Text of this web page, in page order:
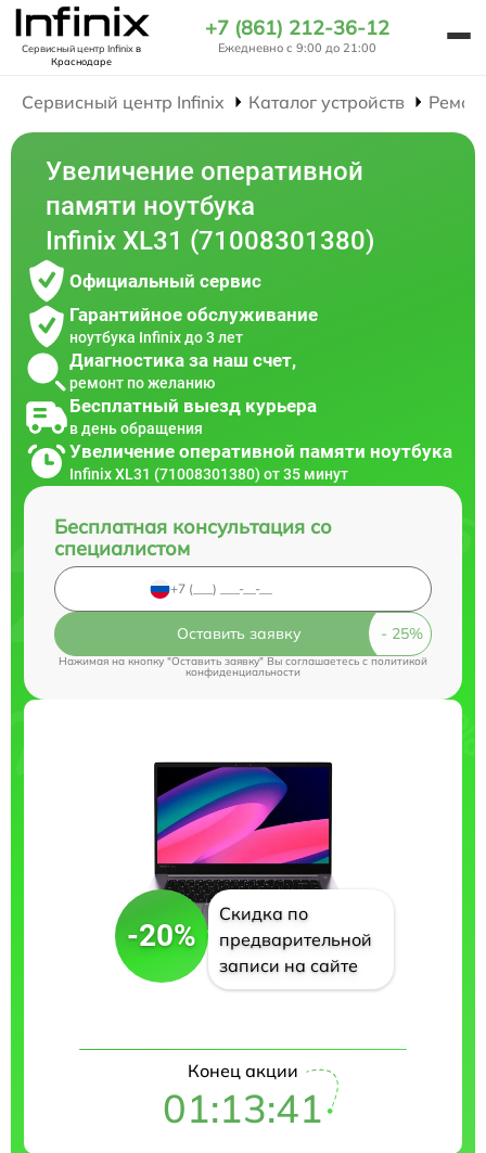
Сервисный центр Infinixв
Краснодаре
+7 (861) 212-36-12
Ежедневно с 9:00 до 21:00
Сервисный центр Infinix Каталог устройств
Увеличение оперативной
памяти ноутбука
Infinix XL31 (71008301380)
Официальный сервис
Гарантийное обслуживание
ноутбука Infinix до 3 лет
Диагностика за наш счет,
ремонт по желанию
Бесплатный выезд курьера
в день обращения
Увеличение оперативной памяти ноутбука
Infinix XL31 (71008301380) от 35 минут
Бесплатная консультация со
специалистом
Оставить заявку
Нажимая на кнопку "Оставить заявку" Вы соглашаетесь cполитикой
конфиденциальности
-20%
Скидка по
предварительной
записи на сайте
Конец акции
01:13:41